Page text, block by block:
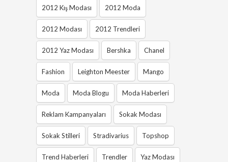
2012 Kış Modası 2012 Moda
2012 Modası 2012 Trendleri
2012 Yaz Modası Bershka Chanel
Fashion Leighton Meester Mango
Moda Moda Blogu Moda Haberleri
Reklam Kampanyaları Sokak Modası
Sokak Stilleri Stradivarius Topshop
Trend Haberleri Trendler Yaz Modası